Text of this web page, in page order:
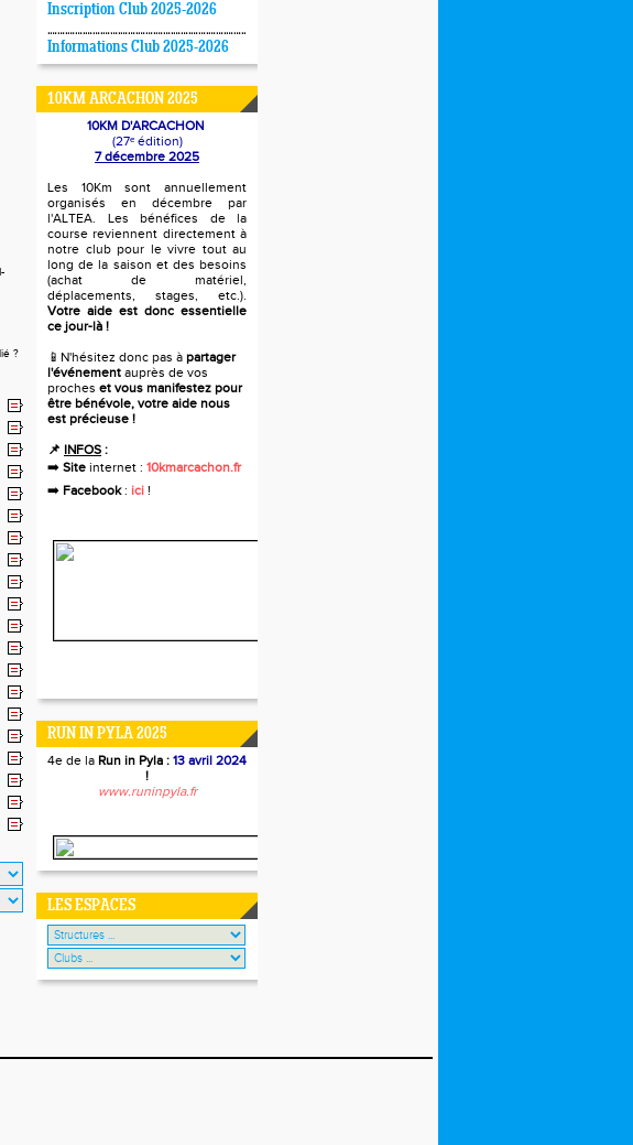
?
Inscription Club 2025-2026
Informations Club 2025-2026
10KM ARCACHON 2025
10KM D'ARCACHON
(27ᵉ édition)
7 décembre 2025
Les 10Km sont annuellement
organisés en décembre par
l'ALTEA. Les bénéfices de la
course reviennent directement à
notre club pour le vivre tout au
long de la saison et des besoins
(achat de matériel,
déplacements, stages, etc.).
Votre aide est donc essentielle
ce jour-là !
📱N'hésitez donc pas à partager
l'événement auprès de vos
proches et vous manifestez pour
être bénévole, votre aide nous
est précieuse !
📌 INFOS :
➡️ Site internet : 10kmarcachon.fr
➡️ Facebook: ici !
RUN IN PYLA 2025
4e de la Run in Pyla : 13 avril 2024
!
www.runinpyla.fr
LES ESPACES